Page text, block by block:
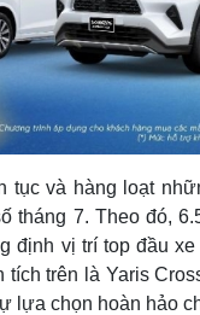
tục và hàng loạt
tháng 7. Theo đó,
định vị trí top đầu
tích trên là Yaris
lựa chọn hoàn hảo